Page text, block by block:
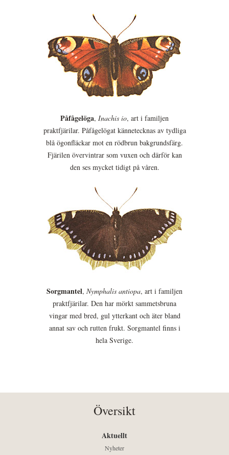
Påfågelöga, Inachis io, art i familjen
praktfjärilar. Påfågelögat kännetecknas av tydliga
blå ögonfläckar mot en rödbrun bakgrundsfärg.
Fjärilen övervintrar som vuxen och därför kan
den ses mycket tidigt på våren.
Sorgmantel, Nymphalis antiopa, art i familjen
praktfjärilar. Den har mörkt sammetsbruna
vingar med bred, gul ytterkant och äter bland
annat sav och rutten frukt. Sorgmantel finns i
hela Sverige.
Översikt
Aktuellt
Nyheter